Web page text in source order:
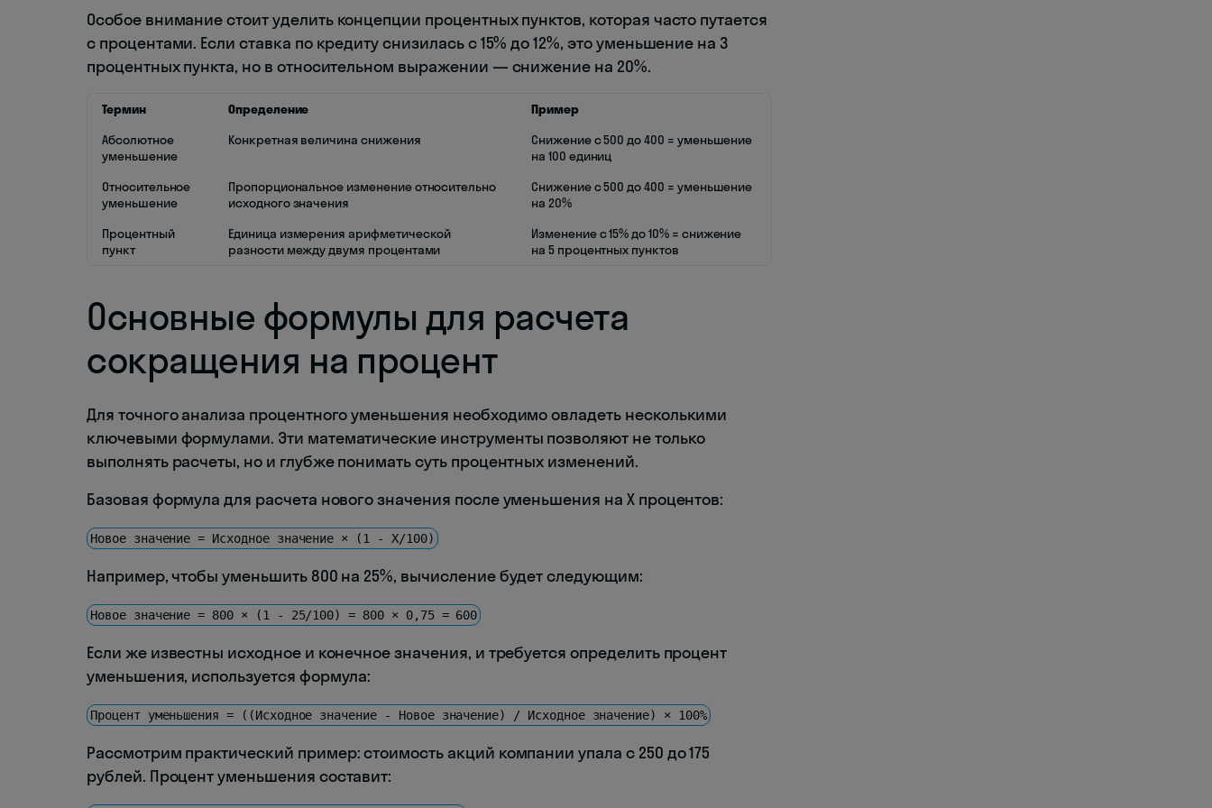
Особое внимание стоит уделить концепции процентных пунктов, которая часто путается
с процентами. Если ставка по кредиту снизилась с 15% до 12%, это уменьшение на 3
процентных пункта, но в относительном выражении — снижение на 20%.
Термин Определение
Пример
Абсолютное
уменьшение
Конкретная величина снижения
Снижение с 500 до 400 = уменьшение
на 100 единиц
Относительное
уменьшение
Пропорциональное изменение относительно
исходного значения
Снижение с 500 до 400 = уменьшение
на 20%
Процентный
пункт
Единица измерения арифметической
разности между двумя процентами
Изменение с 15% до 10% = снижение
на 5 процентных пунктов
Основные формулы для расчета
сокращения на процент
Для точного анализа процентного уменьшения необходимо овладеть несколькими
ключевыми формулами. Эти математические инструменты позволяют не только
выполнять расчеты, но и глубже понимать суть процентных изменений.
Базовая формула для расчета нового значения после уменьшения на X процентов:
Новое значение = Исходное значение × (1 - X/100)
Например, чтобы уменьшить 800 на 25%, вычисление будет следующим:
Новое значение = 800 × (1 - 25/100) = 800 × 0,75 = 600
Если же известны исходное и конечное значения, и требуется определить процент
уменьшения, используется формула:
Процент уменьшения = ((Исходное значение - Новое значение) / Исходное значение) × 100%
Рассмотрим практический пример: стоимость акций компании упала с 250 до 175
рублей. Процент уменьшения составит: